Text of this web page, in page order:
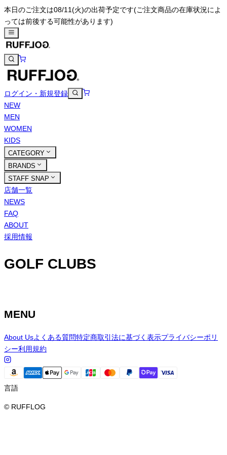
本日のご注文は08/11(火)の出荷予定です(ご注文商品の在庫状況によ
っては前後する可能性があります)
ログイン・新規登録
NEW
MEN
WOMEN
KIDS
CATEGORY
BRANDS
STAFF SNAP
店舗一覧
NEWS
FAQ
ABOUT
採用情報
GOLF CLUBS
MENU
About Usよくある質問特定商取引法に基づく表示プライバシーポリ
シー利用規約
言語
© RUFFLOG